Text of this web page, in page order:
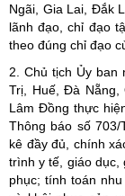
Ngãi, Gia Lai, Đắk
lãnh đạo, chỉ đạo
theo đúng chỉ đạo
2. Chủ tịch Ủy ban
Trị, Huế, Đà Nẵng,
Lâm Đồng thực
Thông báo số 703/
kê đầy đủ, chính
trình y tế, giáo
phục; tính toán